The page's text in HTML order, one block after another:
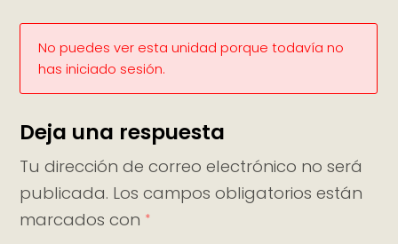
No puedes ver esta unidad porque todavía no
has iniciado sesión.
Deja una respuesta
Tu dirección de correo electrónico no será
publicada. Los campos obligatorios están
marcados con *